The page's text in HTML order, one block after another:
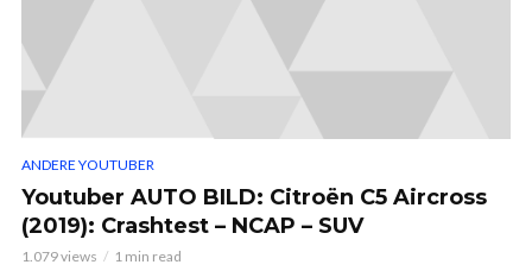
ANDERE YOUTUBER
Youtuber AUTO BILD: Citroën C5 Aircross
(2019): Crashtest – NCAP – SUV
1.079 views 1 min read